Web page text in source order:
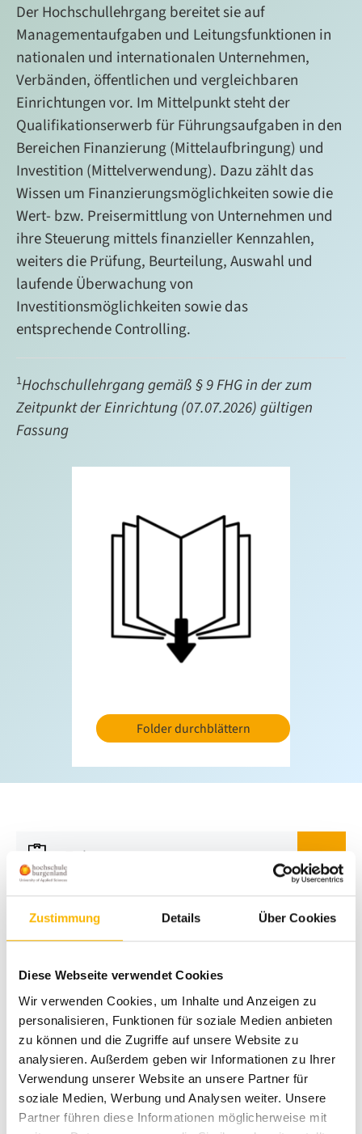
Zustimmung Details Über Cookies
Diese Webseite verwendet Cookies
Wir verwenden Cookies, um Inhalte und Anzeigen zu
personalisieren, Funktionen für soziale Medien anbieten
zu können und die Zugriffe auf unsere Website zu
analysieren. Außerdem geben wir Informationen zu Ihrer
Verwendung unserer Website an unsere Partner für
soziale Medien, Werbung und Analysen weiter. Unsere
Partner führen diese Informationen möglicherweise mit
Folder durchblättern
Der Hochschullehrgang bereitet sie auf
Managementaufgaben und Leitungsfunktionen in
nationalen und internationalen Unternehmen,
Verbänden, öffentlichen und vergleichbaren
Einrichtungen vor. Im Mittelpunkt steht der
Qualifikationserwerb für Führungsaufgaben in den
Bereichen Finanzierung (Mittelaufbringung) und
Investition (Mittelverwendung). Dazu zählt das
Wissen um Finanzierungsmöglichkeiten sowie die
Wert- bzw. Preisermittlung von Unternehmen und
ihre Steuerung mittels finanzieller Kennzahlen,
weiters die Prüfung, Beurteilung, Auswahl und
laufende Überwachung von
Investitionsmöglichkeiten sowie das
entsprechende Controlling.
1Hochschullehrgang gemäß § 9 FHG in der zum
Zeitpunkt der Einrichtung (07.07.2026) gültigen
Fassung
Zulassungsvoraussetzungen
Aufnahme
Anrechnungen
Regelstudiendauer